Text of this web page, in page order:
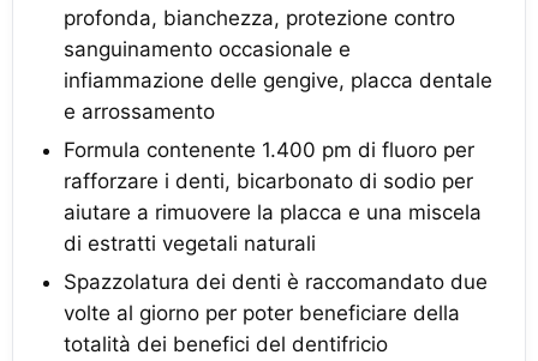
profonda, bianchezza, protezione contro
sanguinamento occasionale e
infiammazione delle gengive, placca dentale
e arrossamento
Formula contenente 1.400 pm di fluoro per
rafforzare i denti, bicarbonato di sodio per
aiutare a rimuovere la placca e una miscela
di estratti vegetali naturali
Spazzolatura dei denti è raccomandato due
volte al giorno per poter beneficiare della
totalità dei benefici del dentifricio